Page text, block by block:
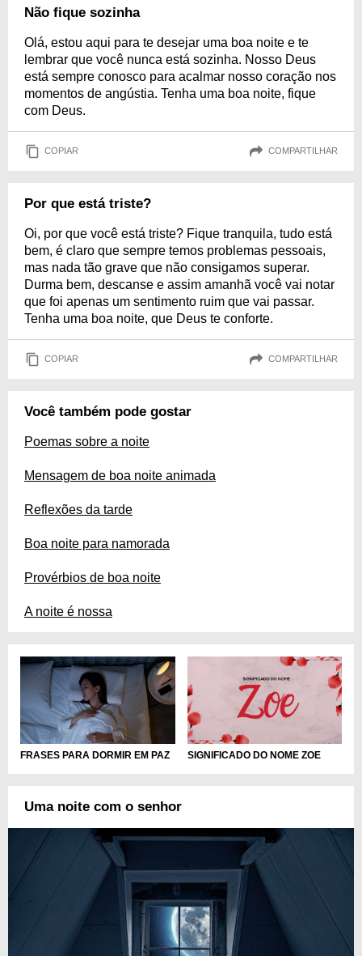
Não fique sozinha
Olá, estou aqui para te desejar uma boa noite e te
lembrar que você nunca está sozinha. Nosso Deus
está sempre conosco para acalmar nosso coração nos
momentos de angústia. Tenha uma boa noite, fique
com Deus.
COPIAR COMPARTILHAR
Por que está triste?
Oi, por que você está triste? Fique tranquila, tudo está
bem, é claro que sempre temos problemas pessoais,
mas nada tão grave que não consigamos superar.
Durma bem, descanse e assim amanhã você vai notar
que foi apenas um sentimento ruim que vai passar.
Tenha uma boa noite, que Deus te conforte.
COPIAR COMPARTILHAR
Você também pode gostar
Poemas sobre a noite
Mensagem de boa noite animada
Reflexões da tarde
Boa noite para namorada
Provérbios de boa noite
A noite é nossa
FRASES PARA DORMIR EM PAZ SIGNIFICADO DO NOME ZOE
Uma noite com o senhor